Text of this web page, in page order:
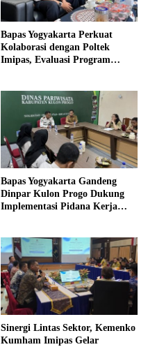
Bapas Yogyakarta Perkuat
Kolaborasi dengan Poltek
Imipas, Evaluasi Program
Bapas Yogyakarta Gandeng
Dinpar Kulon Progo Dukung
Implementasi Pidana Kerja
Sinergi Lintas Sektor, Kemenko
Kumham Imipas Gelar